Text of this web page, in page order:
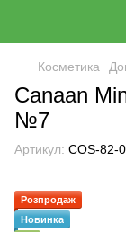
Косметика
Canaan
№7
Артикул: COS-82-
Розпродаж
Новинка